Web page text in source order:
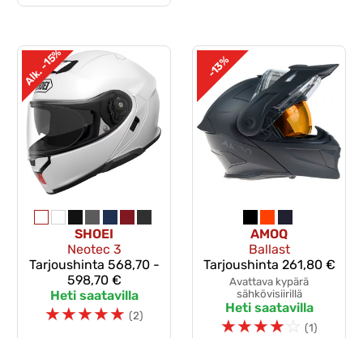
Alk. -15%
SHOEI
Neotec 3
Tarjoushinta 568,70 -
598,70 €
Heti saatavilla
☆☆☆☆☆ (2)
-13%
AMOQ
Ballast
Tarjoushinta 261,80 €
Avattava kypärä
sähkövisiirillä
Heti saatavilla
☆☆☆☆☆ (1)